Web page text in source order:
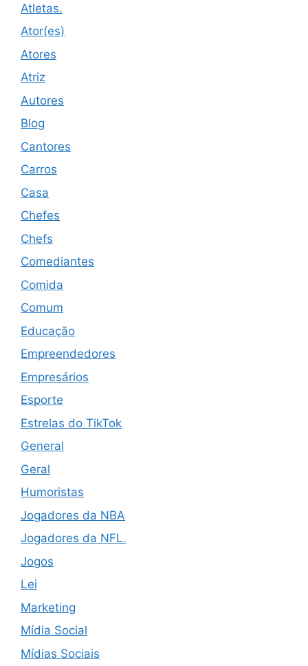
Atletas.
Ator(es)
Atores
Atriz
Autores
Blog
Cantores
Carros
Casa
Chefes
Chefs
Comediantes
Comida
Comum
Educação
Empreendedores
Empresários
Esporte
Estrelas do TikTok
General
Geral
Humoristas
Jogadores da NBA
Jogadores da NFL.
Jogos
Lei
Marketing
Mídia Social
Mídias Sociais